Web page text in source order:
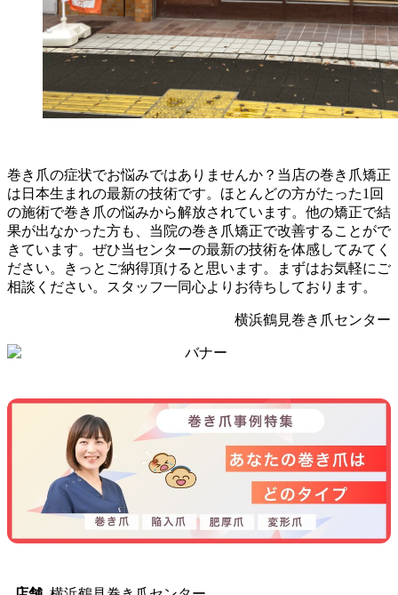
巻き爪の症状でお悩みではありませんか？当店の巻き爪矯正
は日本生まれの最新の技術です。ほとんどの方がたった1回
の施術で巻き爪の悩みから解放されています。他の矯正で結
果が出なかった方も、当院の巻き爪矯正で改善することがで
きています。ぜひ当センターの最新の技術を体感してみてく
ださい。きっとご納得頂けると思います。まずはお気軽にご
相談ください。スタッフ一同心よりお待ちしております。
横浜鶴見巻き爪センター